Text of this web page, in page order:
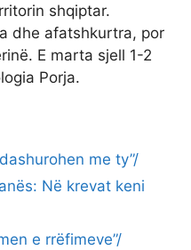
shqiptar.
dhe afatshkurtra, por
E marta sjell 1-2
Porja.
me ty”/
Në krevat keni
e rrëfimeve”/